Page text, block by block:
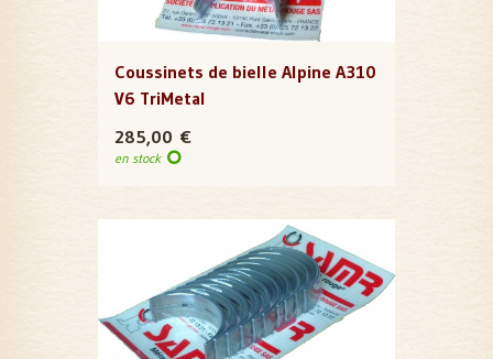
Coussinets de bielle Alpine A310
V6 TriMetal
285,00 €
en stock